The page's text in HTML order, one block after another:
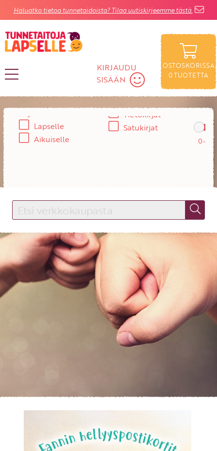
Haluatko tietoa tunnetaidoista? Tilaa uutiskirjeemme tästä.
KIRJAUDU
SISÄÄN
OSTOSKORISSA
0TUOTETTA
Käyttäjätunnus
Unohtuiko salasana?
KIRJAUDU SISÄÄN
Etkö ole vielä asiakkaamme?
Luo asiakastili tästä!
Rajaa
Lapselle
Aikuiselle
Tietokirjat
Satukirjat